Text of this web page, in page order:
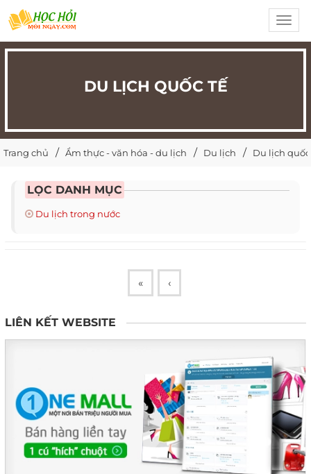
DU LỊCH QUỐC TẾ
Trang chủ Ẩm thực - văn hóa - du lịch Du lịch Du lịch
LỌC DANH MỤC
Du lịch trong nước
« ‹
LIÊN KẾT WEBSITE